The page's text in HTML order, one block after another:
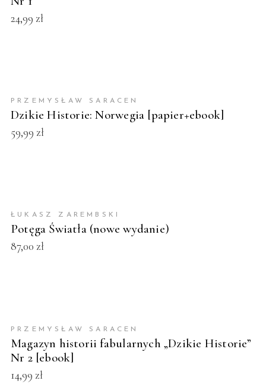
24,99 zł
NOWOŚĆ
PRZEMYSŁAW SARACEN
Dzikie Historie: Norwegia [papier+ebook]
59,99 zł
NOWOŚĆ
ŁUKASZ ZAREMBSKI
Potęga Światła (nowe wydanie)
87,00 zł
PRZEMYSŁAW SARACEN
Magazyn historii fabularnych „Dzikie Historie”
Nr 2 [ebook]
14,99 zł